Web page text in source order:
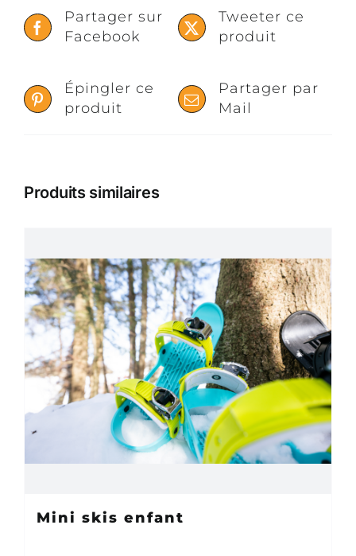
Partager sur
Facebook
Tweeter ce
produit
Épingler ce
produit
Partager par
Mail
Produits similaires
Mini skis enfant